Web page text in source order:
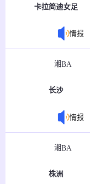
卡拉简迪女足
情报
湘BA
长沙
情报
湘BA
株洲